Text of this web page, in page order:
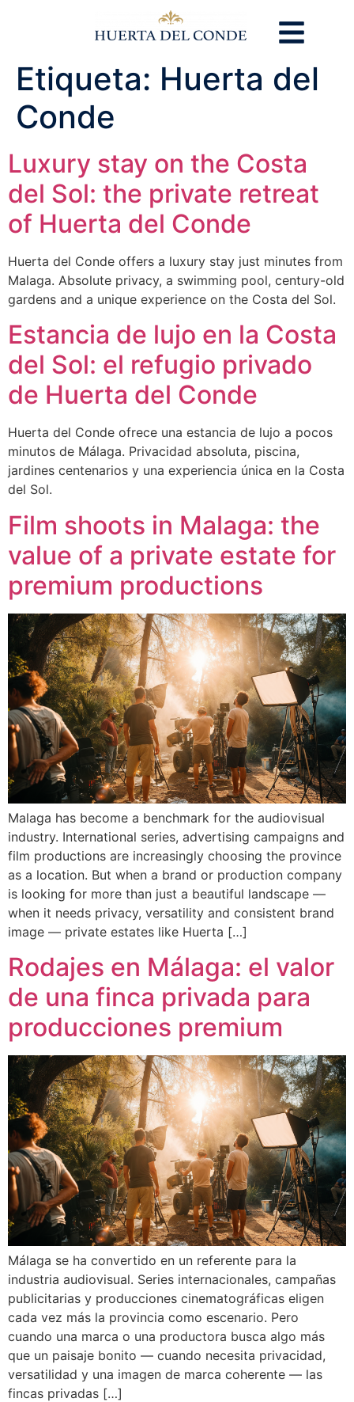
Etiqueta: Huerta del
Conde
Luxury stay on the Costa
del Sol: the private retreat
of Huerta del Conde
Huerta del Conde offers a luxury stay just minutes from
Malaga. Absolute privacy, a swimming pool, century-old
gardens and a unique experience on the Costa del Sol.
Estancia de lujo en la Costa
del Sol: el refugio privado
de Huerta del Conde
Huerta del Conde ofrece una estancia de lujo a pocos
minutos de Málaga. Privacidad absoluta, piscina,
jardines centenarios y una experiencia única en la Costa
del Sol.
Film shoots in Malaga: the
value of a private estate for
premium productions
Malaga has become a benchmark for the audiovisual
industry. International series, advertising campaigns and
film productions are increasingly choosing the province
as a location. But when a brand or production company
is looking for more than just a beautiful landscape —
when it needs privacy, versatility and consistent brand
image — private estates like Huerta […]
Rodajes en Málaga: el valor
de una finca privada para
producciones premium
Málaga se ha convertido en un referente para la
industria audiovisual. Series internacionales, campañas
publicitarias y producciones cinematográficas eligen
cada vez más la provincia como escenario. Pero
cuando una marca o una productora busca algo más
que un paisaje bonito — cuando necesita privacidad,
versatilidad y una imagen de marca coherente — las
fincas privadas […]